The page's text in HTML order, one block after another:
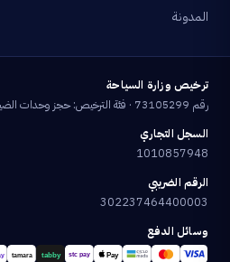
المدونة
ترخيص وزارة السياحة
رقم 73105299 · فئة الترخيص: حجز وحدات الضيافة وتنظيم الرحلات السياحية
السجل التجاري
1010857948
الرقم الضريبي
302237464400003
وسائل الدفع